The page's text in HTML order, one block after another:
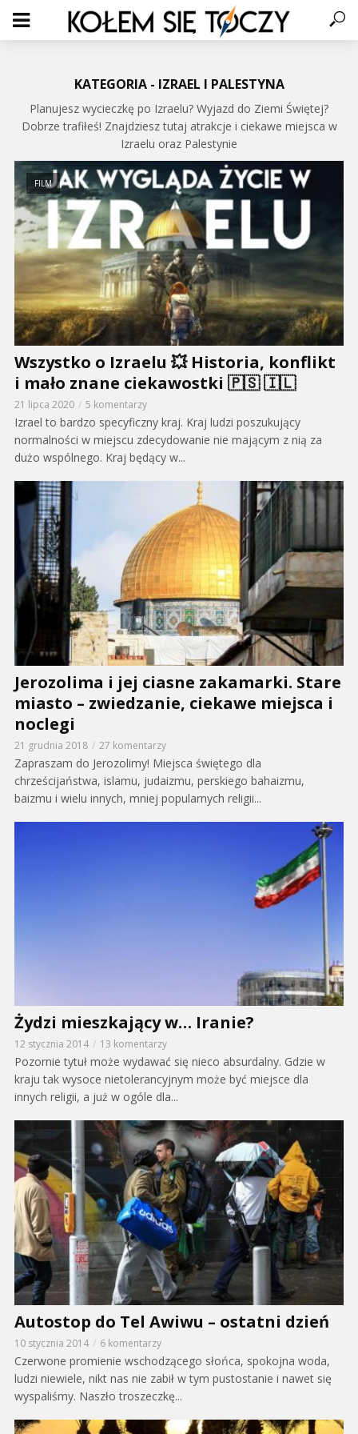
KATEGORIA - IZRAEL I PALESTYNA
Planujesz wycieczkę po Izraelu? Wyjazd do Ziemi Świętej?
Dobrze trafiłeś! Znajdziesz tutaj atrakcje i ciekawe miejsca w
Izraelu oraz Palestynie
FILM
Wszystko o Izraelu 💥 Historia, konflikt
i mało znane ciekawostki 🇵🇸 🇮🇱
21 lipca 2020 5 komentarzy
Izrael to bardzo specyficzny kraj. Kraj ludzi poszukujący
normalności w miejscu zdecydowanie nie mającym z nią za
dużo wspólnego. Kraj będący w...
Jerozolima i jej ciasne zakamarki. Stare
miasto – zwiedzanie, ciekawe miejsca i
noclegi
21 grudnia 2018 27 komentarzy
Zapraszam do Jerozolimy! Miejsca świętego dla
chrześcijaństwa, islamu, judaizmu, perskiego bahaizmu,
baizmu i wielu innych, mniej popularnych religii...
Żydzi mieszkający w… Iranie?
12 stycznia 2014 13 komentarzy
Pozornie tytuł może wydawać się nieco absurdalny. Gdzie w
kraju tak wysoce nietolerancyjnym może być miejsce dla
innych religii, a już w ogóle dla...
Autostop do Tel Awiwu – ostatni dzień
10 stycznia 2014 6 komentarzy
Czerwone promienie wschodzącego słońca, spokojna woda,
ludzi niewiele, nikt nas nie zabił w tym pustostanie i nawet się
wyspaliśmy. Naszło troszeczkę...